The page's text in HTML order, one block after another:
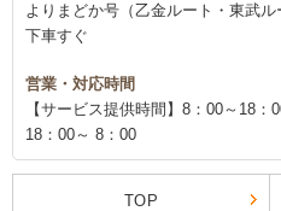
よりまどか号（乙金ルート・東武ル
下車すぐ
営業・対応時間
【サービス提供時間】8：00～18：
18：00～ 8：00
TOP